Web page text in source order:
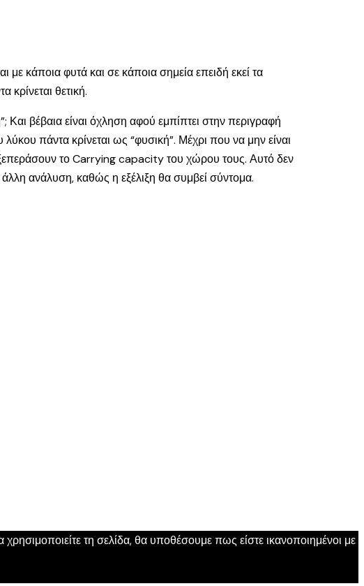
κάποια φυτά και σε κάποια σημεία επειδή εκεί τα
θετική.
Και βέβαια είναι όχληση αφού εμπίπτει στην περιγραφή
πάντα κρίνεται ως “φυσική”. Μέχρι που να μην είναι
ξεπεράσουν το Carrying capacity του χώρου τους. Αυτό δεν
άλλη ανάλυση, καθώς η εξέλιξη θα συμβεί σύντομα.
τη σελίδα, θα υποθέσουμε πως είστε ικανοποιημένοι με